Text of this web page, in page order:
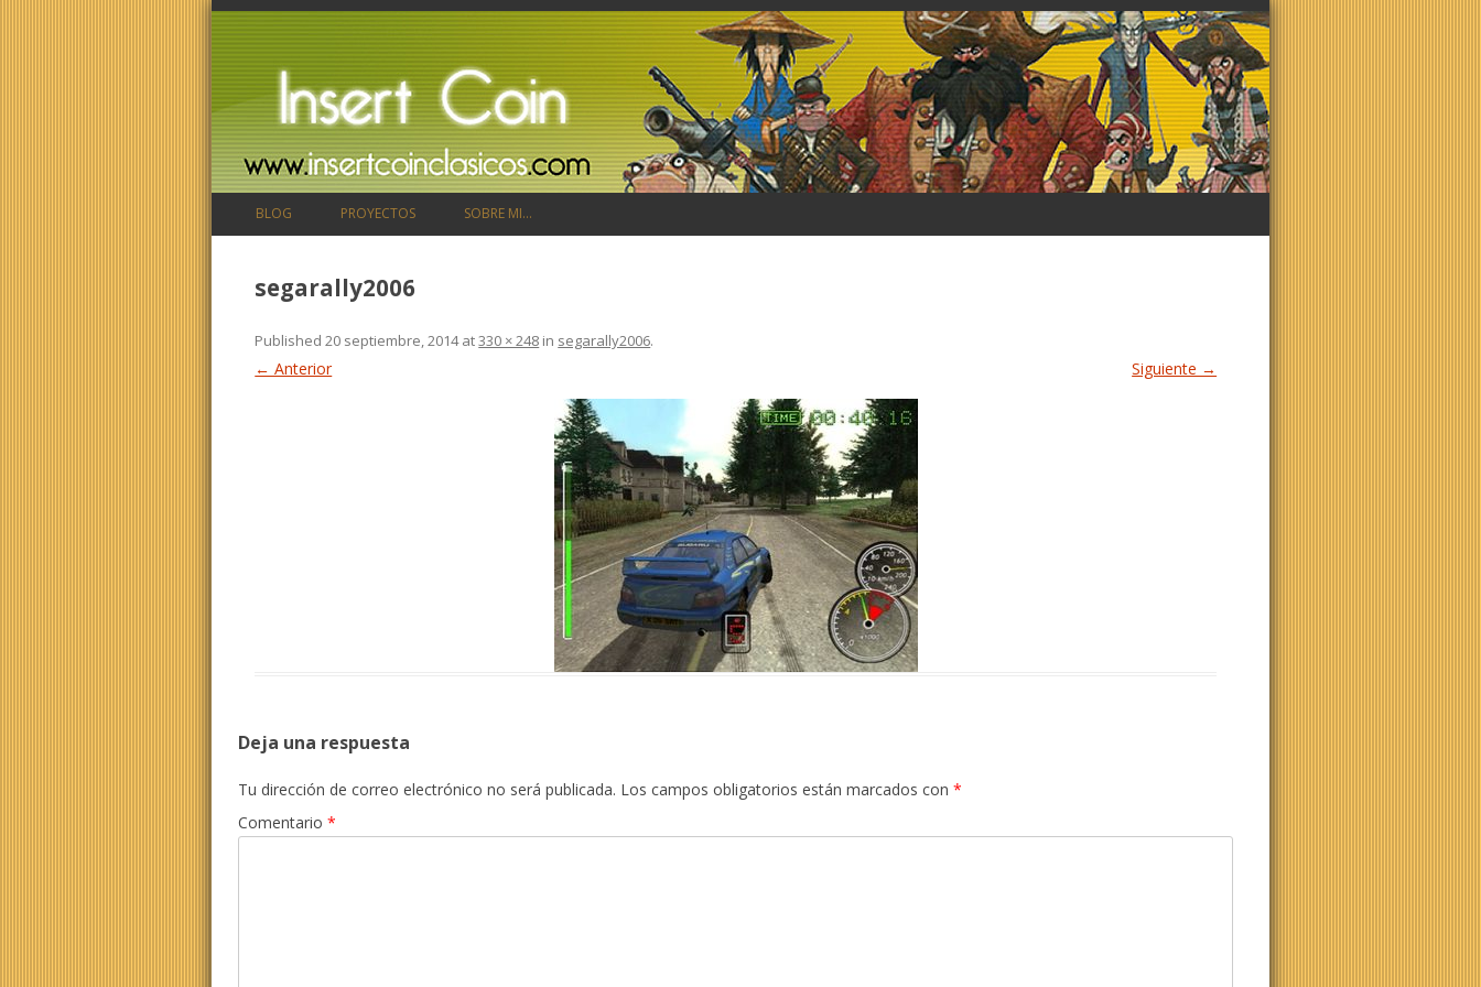
BLOG PROYECTOS SOBRE MI…
segarally2006
Published20 septiembre, 2014at330 × 248 in segarally2006.
← Anterior Siguiente →
Deja una respuesta
Tu dirección de correo electrónico no será publicada. Los campos obligatorios están marcados con *
Comentario *